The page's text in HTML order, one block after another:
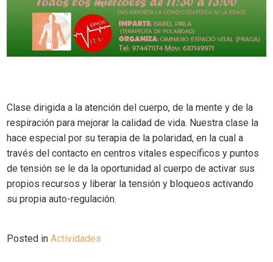
Clase dirigida a la atención del cuerpo, de la mente y de la
respiración para mejorar la calidad de vida. Nuestra clase la
hace especial por su terapia de la polaridad, en la cual a
través del contacto en centros vitales específicos y puntos
de tensión se le da la oportunidad al cuerpo de activar sus
propios recursos y liberar la tensión y bloqueos activando
su propia auto-regulación.
Posted inActividades